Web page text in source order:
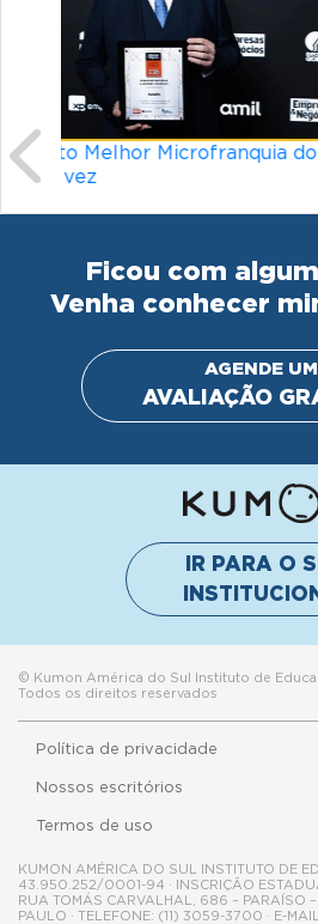
Línguas mais difíceis do
torna um idioma
Ficou com
Venha conhecer
AGENDE
AVALIAÇÃO
IR PARA O
© Kumon América do Sul Instituto de
Todos os direitos reservados
Política de privacidade
Termos de uso
Nossos escritórios
KUMON AMÉRICA DO SUL INSTITUTO DE
43.950.252/0001-94 · INSCRIÇÃO
RUA TOMÁS CARVALHAL, 686 –
PAULO · TELEFONE: (11) 3059-3700 · E-